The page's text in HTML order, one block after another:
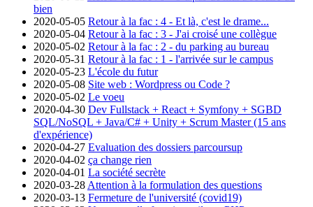
bien
2020-05-05 Retour à la fac : 4 - Et là, c'est le drame...
2020-05-04 Retour à la fac : 3 - J'ai croisé une collègue
2020-05-02 Retour à la fac : 2 - du parking au bureau
2020-05-31 Retour à la fac : 1 - l'arrivée sur le campus
2020-05-23 L'école du futur
2020-05-08 Site web : Wordpress ou Code ?
2020-05-02 Le voeu
2020-04-30 Dev Fullstack + React + Symfony + SGBD
SQL/NoSQL + Java/C# + Unity + Scrum Master (15 ans
d'expérience)
2020-04-27 Evaluation des dossiers parcoursup
2020-04-02 ça change rien
2020-04-01 La société secrète
2020-03-28 Attention à la formulation des questions
2020-03-13 Fermeture de l'université (covid19)